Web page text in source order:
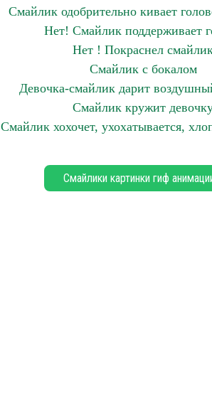
Смайлик одобрительно кивает
Нет! Смайлик поддерживает
Нет ! Покраснел
Смайлик с бокалом
Девочка-смайлик дарит
Смайлик кружит
Смайлик хохочет, ухохатывается,
Смайлики картинки гиф